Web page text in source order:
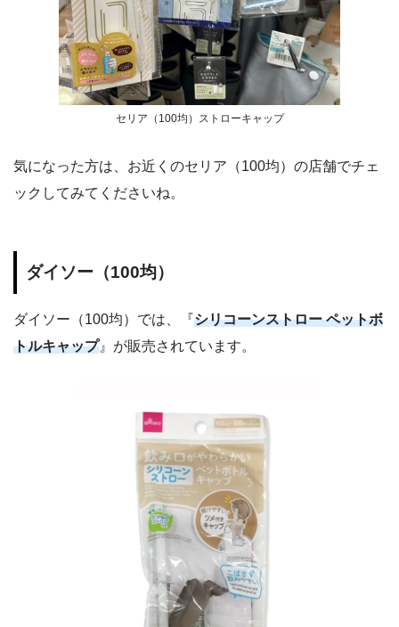
セリア（100均）ストローキャップ
気になった方は、お近くのセリア（100均）の店舗でチェ
ックしてみてくださいね。
ダイソー（100均）
ダイソー（100均）では、『シリコーンストロー ペットボ
トルキャップ』が販売されています。